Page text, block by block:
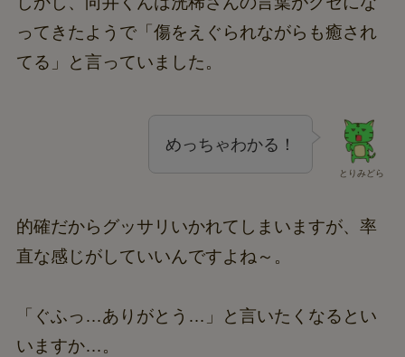
ってきたようで「傷をえぐられながらも癒され
てる」と言っていました。
とりみどら
めっちゃわかる！
的確だからグッサリいかれてしまいますが、率
直な感じがしていいんですよね～。
「ぐふっ…ありがとう…」と言いたくなるとい
いますか…。